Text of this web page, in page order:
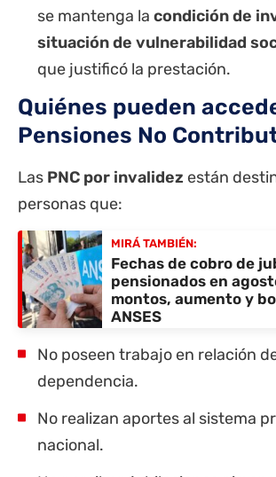
se mantenga la condición de
situación de vulnerabilidad
que justificó la prestación.
Quiénes pueden
Pensiones No
Las PNC por invalidez están
personas que:
MIRÁ TAMBIÉN:
Fechas de cobro de
pensionados en
montos, aumento y
ANSES
No poseen trabajo en relación
dependencia.
No realizan aportes al sistema
nacional.